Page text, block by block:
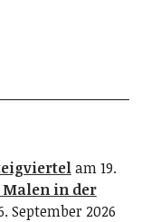
am 19.
Malen in der
September 2026